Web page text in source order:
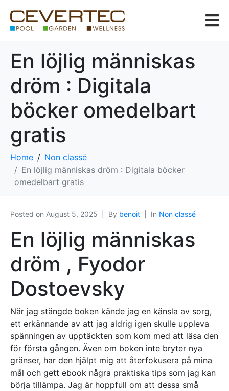
En löjlig människas
dröm : Digitala
böcker omedelbart
gratis
Home
Non classé
En löjlig människas dröm : Digitala böcker
omedelbart gratis
Posted on August 5, 2025 By benoit In Non classé
En löjlig människas
dröm , Fyodor
Dostoevsky
När jag stängde boken kände jag en känsla av sorg,
ett erkännande av att jag aldrig igen skulle uppleva
spänningen av upptäckten som kom med att läsa den
för första gången. Även om boken inte bryter nya
gränser, har den hjälpt mig att återfokusera på mina
mål och gett ebook några praktiska tips som jag kan
börja tillämpa. Jag är hoppfull om att dessa små